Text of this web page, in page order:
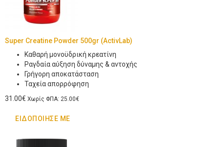
Super Creatine Powder 500gr (ActivLab)
Kαθαρή μονοϋδρική κρεατίνη
Ραγδαία αύξηση δύναμης & αντοχής
Γρήγορη αποκατάσταση
Ταχεία απορρόφηση
31.00€ Χωρίς ΦΠΑ: 25.00€
ΕΙΔΟΠΟΊΗΣΈ ΜΕ